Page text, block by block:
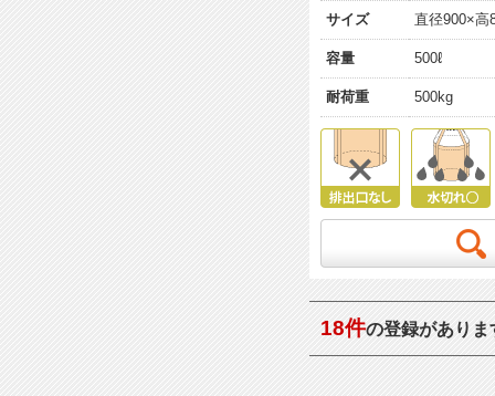
サイズ 直径900×高
容量 500ℓ
耐荷重 500kg
18件の登録がありま